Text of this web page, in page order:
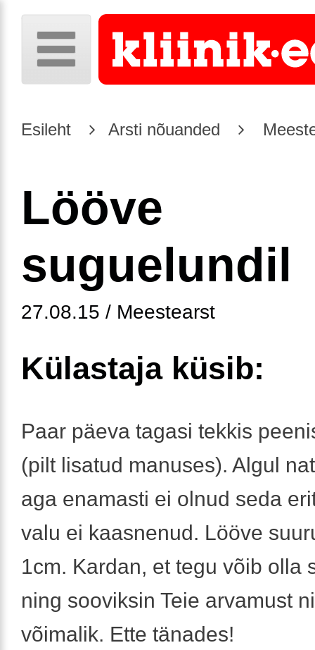
Esileht Arsti nõuanded
Lööve
suguelundil
27.08.15 / Meestearst
Külastaja küsib:
Paar päeva tagasi tekkis
(pilt lisatud manuses). Algul
aga enamasti ei olnud seda
valu ei kaasnenud. Lööve
1cm. Kardan, et tegu võib olla
ning sooviksin Teie arvamust
võimalik. Ette tänades!